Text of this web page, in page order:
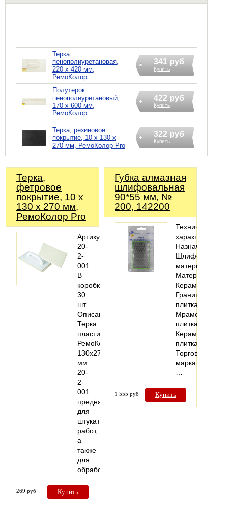
Терка
пенополиуретановая,
220 х 420 мм,
РемоКолор
341 руб
Купить
Полутерок
пенополиуретановый,
170 х 600 мм,
РемоКолор
422 руб
Купить
Терка, резиновое
покрытие, 10 х 130 х
270 мм, РемоКолор Pro
322 руб
Купить
Терка,
фетровое
покрытие, 10 х
130 х 270 мм,
РемоКолор Pro
Артикул:
20-
2-
001
В
коробке:
30
шт.
Описание:
Терка
пластиковая
РемоКолор
130х270
мм
20-
2-
001
предназначена
для
штукатурных
работ,
а
также
для
обработки…
269 руб Купить
Губка алмазная
шлифовальная
90*55 мм, №
200, 142200
Технические
характеристики
Назначение:
Шлифовать
материал
Материалы:
Керамогранит;
Гранитная
плитка;
Мраморная
плитка;
Керамическая
плитка
Торговая
марка:
1 555 руб Купить